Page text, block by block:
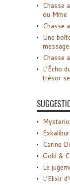
Chasse
ou Mme
Chasse
Une
Chasse
L’Écho
trésor
Exkalibur
Carine
Gold &
Le
L’Elixir